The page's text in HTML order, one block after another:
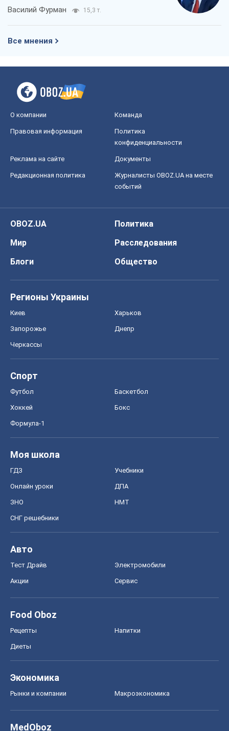
Василий Фурман 15,3 т.
Все мнения
О компании Команда
Правовая информация
Политика
конфиденциальности
Реклама на сайте Документы
Редакционная политика
Журналисты OBOZ.UA на месте
событий
OBOZ.UA
Политика
Мир
Расследования
Блоги
Общество
Регионы Украины
Киев Харьков
Запорожье Днепр
Черкассы
Спорт
Футбол Баскетбол
Хоккей Бокс
Формула-1
Моя школа
ГДЗ Учебники
Онлайн уроки ДПА
ЗНО НМТ
СНГ решебники
Авто
Тест Драйв Электромобили
Акции Сервис
Food Oboz
Рецепты Напитки
Диеты
Экономика
Рынки и компании Mакроэкономика
MedOboz